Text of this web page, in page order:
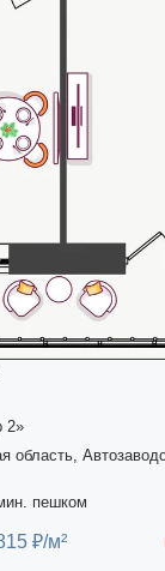
2»
область,
пешком
₽/м²